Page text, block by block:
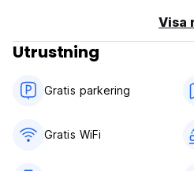
3. Utcheckning före kl. 12.00.
5. Receptionens öppettider
Visa
Utrustning
Gratis parkering
Gratis WiFi